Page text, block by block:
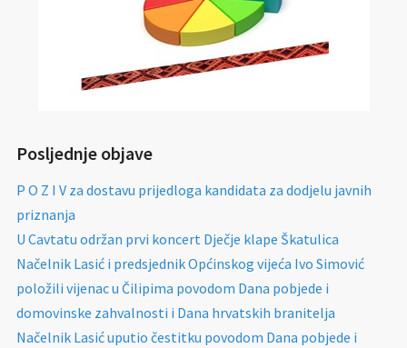
Posljednje objave
P O Z I V za dostavu prijedloga kandidata za dodjelu javnih
priznanja
U Cavtatu održan prvi koncert Dječje klape Škatulica
Načelnik Lasić i predsjednik Općinskog vijeća Ivo Simović
položili vijenac u Čilipima povodom Dana pobjede i
domovinske zahvalnosti i Dana hrvatskih branitelja
Načelnik Lasić uputio čestitku povodom Dana pobjede i